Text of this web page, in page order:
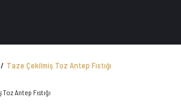
Taze Çekilmiş Toz Antep Fıstığı